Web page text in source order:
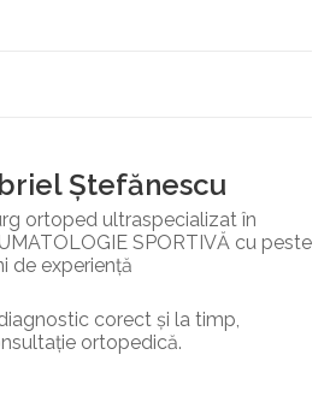
Ștefănescu
ortoped ultraspecializat în
SPORTIVĂ cu peste
de experiență
corect și la timp,
ortopedică.